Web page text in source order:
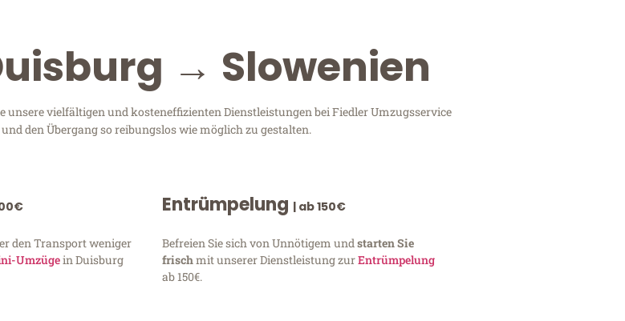
→ Slowenien
vielfältigen und kosteneffizienten Dienstleistungen bei Fiedler Umzugsservice
den Übergang so reibungslos wie möglich zu gestalten.
den Transport weniger
Umzügein Duisburg
Entrümpelung | ab 150€
Befreien Sie sich von Unnötigem und starten Sie
frischmit unserer Dienstleistung zurEntrümpelung
ab 150€.